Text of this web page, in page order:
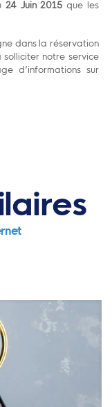
24 Juin 2015 que les
dans la réservation
solliciter notre service
d’informations sur